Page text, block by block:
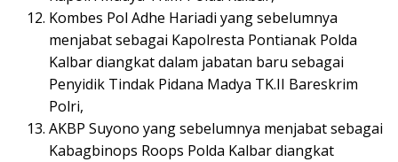
Kombes Pol Adhe Hariadi yang sebelumnya
menjabat sebagai Kapolresta Pontianak Polda
Kalbar diangkat dalam jabatan baru sebagai
Penyidik Tindak Pidana Madya TK.II Bareskrim
Polri,
AKBP Suyono yang sebelumnya menjabat sebagai
Kabagbinops Roops Polda Kalbar diangkat